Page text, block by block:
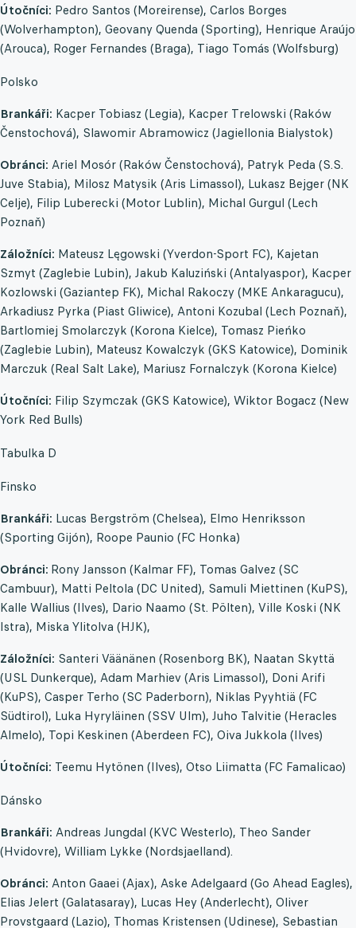
Útočníci: Pedro Santos (Moreirense), Carlos Borges
(Wolverhampton), Geovany Quenda (Sporting), Henrique Araújo
(Arouca), Roger Fernandes (Braga), Tiago Tomás (Wolfsburg)
Polsko
Brankáři: Kacper Tobiasz (Legia), Kacper Trelowski (Raków
Čenstochová), Slawomir Abramowicz (Jagiellonia Bialystok)
Obránci: Ariel Mosór (Raków Čenstochová), Patryk Peda (S.S.
Juve Stabia), Milosz Matysik (Aris Limassol), Lukasz Bejger (NK
Celje), Filip Luberecki (Motor Lublin), Michal Gurgul (Lech
Poznaň)
Záložníci: Mateusz Lęgowski (Yverdon-Sport FC), Kajetan
Szmyt (Zaglebie Lubin), Jakub Kaluziński (Antalyaspor), Kacper
Kozlowski (Gaziantep FK), Michal Rakoczy (MKE Ankaragucu),
Arkadiusz Pyrka (Piast Gliwice), Antoni Kozubal (Lech Poznaň),
Bartlomiej Smolarczyk (Korona Kielce), Tomasz Pieńko
(Zaglebie Lubin), Mateusz Kowalczyk (GKS Katowice), Dominik
Marczuk (Real Salt Lake), Mariusz Fornalczyk (Korona Kielce)
Útočníci: Filip Szymczak (GKS Katowice), Wiktor Bogacz (New
York Red Bulls)
Tabulka D
Finsko
Brankáři: Lucas Bergström (Chelsea), Elmo Henriksson
(Sporting Gijón), Roope Paunio (FC Honka)
Obránci: Rony Jansson (Kalmar FF), Tomas Galvez (SC
Cambuur), Matti Peltola (DC United), Samuli Miettinen (KuPS),
Kalle Wallius (Ilves), Dario Naamo (St. Pölten), Ville Koski (NK
Istra), Miska Ylitolva (HJK),
Záložníci: Santeri Väänänen (Rosenborg BK), Naatan Skyttä
(USL Dunkerque), Adam Marhiev (Aris Limassol), Doni Arifi
(KuPS), Casper Terho (SC Paderborn), Niklas Pyyhtiä (FC
Südtirol), Luka Hyryläinen (SSV Ulm), Juho Talvitie (Heracles
Almelo), Topi Keskinen (Aberdeen FC), Oiva Jukkola (Ilves)
Útočníci: Teemu Hytönen (Ilves), Otso Liimatta (FC Famalicao)
Dánsko
Brankáři: Andreas Jungdal (KVC Westerlo), Theo Sander
(Hvidovre), William Lykke (Nordsjaelland).
Obránci: Anton Gaaei (Ajax), Aske Adelgaard (Go Ahead Eagles),
Elias Jelert (Galatasaray), Lucas Hey (Anderlecht), Oliver
Provstgaard (Lazio), Thomas Kristensen (Udinese), Sebastian